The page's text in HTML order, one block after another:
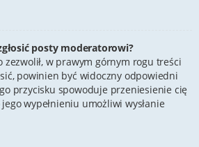
posty moderatorowi?
w prawym górnym rogu treści
powinien być widoczny odpowiedni
przycisku spowoduje przeniesienie cię
wypełnieniu umożliwi wysłanie